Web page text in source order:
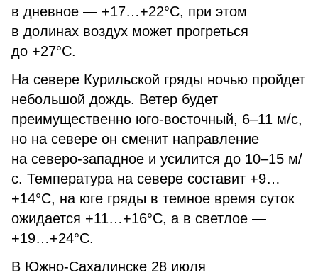
в дневное — +17…+22°С, при этом
в долинах воздух может прогреться
до +27°С.
На севере Курильской гряды ночью пройдет
небольшой дождь. Ветер будет
преимущественно юго-восточный, 6–11 м/с,
но на севере он сменит направление
на северо-западное и усилится до 10–15 м/
с. Температура на севере составит +9…
+14°С, на юге гряды в темное время суток
ожидается +11…+16°С, а в светлое —
+19…+24°С.
В Южно-Сахалинске 28 июля